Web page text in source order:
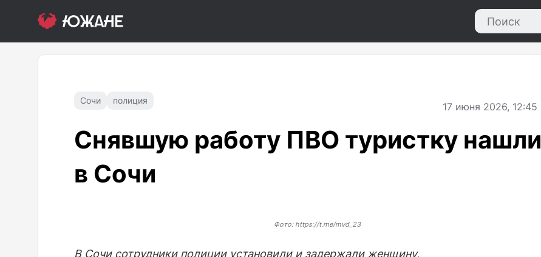
Сочи полиция
17 июня 2026, 12:45
Снявшую работу ПВО туристку нашли
в Сочи
Фото: https://t.me/mvd_23
В Сочи сотрудники полиции установили и задержали женщину,